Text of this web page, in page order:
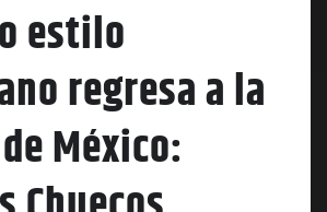
estilo
regresa a la
México: